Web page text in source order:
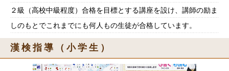
２級（高校中級程度）合格を目標とする講座を設け、講師の励ま
しのもとでこれまでにも何人もの生徒が合格しています。
漢検指導（小学生）